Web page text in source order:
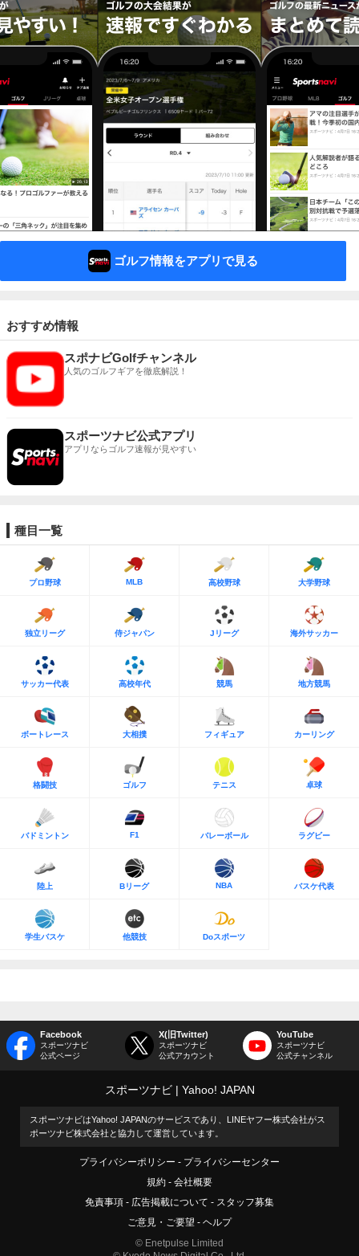
ゴルフ情報をアプリで見る
おすすめ情報
スポナビGolfチャンネル
人気のゴルフギアを徹底解説！
スポーツナビ公式アプリ
アプリならゴルフ速報が見やすい
種目一覧
プロ野球 MLB 高校野球 大学野球
独立リーグ 侍ジャパン Jリーグ 海外サッカー
サッカー代表 高校年代 競馬 地方競馬
ボートレース 大相撲 フィギュア カーリング
格闘技 ゴルフ テニス 卓球
バドミントン F1 バレーボール ラグビー
陸上 Bリーグ NBA バスケ代表
学生バスケ 他競技 Doスポーツ
Facebook
スポーツナビ
公式ページ
X(旧Twitter)
スポーツナビ
公式アカウント
YouTube
スポーツナビ
公式チャンネル
スポーツナビ Yahoo! JAPAN
スポーツナビはYahoo! JAPANのサービスであり、LINEヤフー株式会社がス
ポーツナビ株式会社と協力して運営しています。
プライバシーポリシー
プライバシーセンター
規約
会社概要
免責事項
広告掲載について
スタッフ募集
ご意見・ご要望
ヘルプ
© Enetpulse Limited